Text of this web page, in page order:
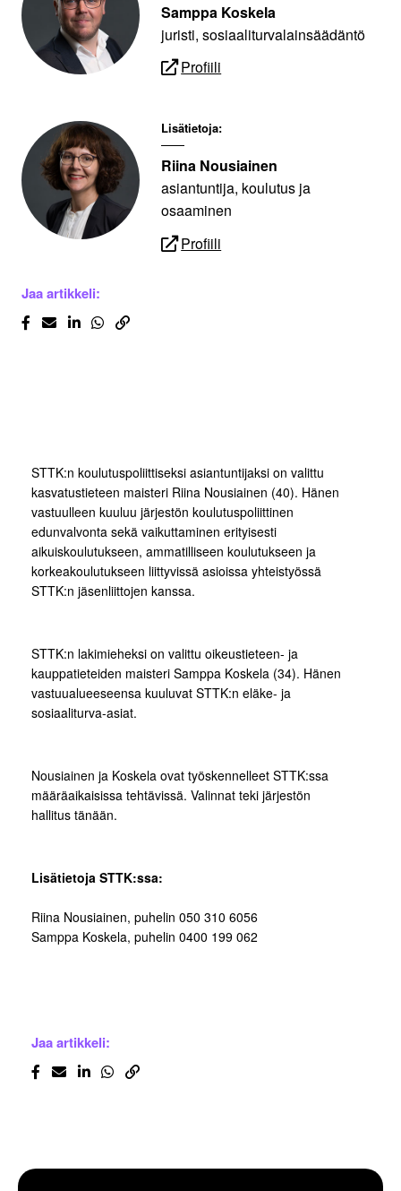
Samppa Koskela
juristi, sosiaaliturvalainsäädäntö
Profiili
Lisätietoja:
Riina Nousiainen
asiantuntija, koulutus ja
osaaminen
Profiili
Jaa artikkeli:
STTK:n koulutuspoliittiseksi asiantuntijaksi on valittu
kasvatustieteen maisteri Riina Nousiainen (40). Hänen
vastuulleen kuuluu järjestön koulutuspoliittinen
edunvalvonta sekä vaikuttaminen erityisesti
aikuiskoulutukseen, ammatilliseen koulutukseen ja
korkeakoulutukseen liittyvissä asioissa yhteistyössä
STTK:n jäsenliittojen kanssa.
STTK:n lakimieheksi on valittu oikeustieteen- ja
kauppatieteiden maisteri Samppa Koskela (34). Hänen
vastuualueeseensa kuuluvat STTK:n eläke- ja
sosiaaliturva-asiat.
Nousiainen ja Koskela ovat työskennelleet STTK:ssa
määräaikaisissa tehtävissä. Valinnat teki järjestön
hallitus tänään.
Lisätietoja STTK:ssa:
Riina Nousiainen, puhelin 050 310 6056
Samppa Koskela, puhelin 0400 199 062
Jaa artikkeli: